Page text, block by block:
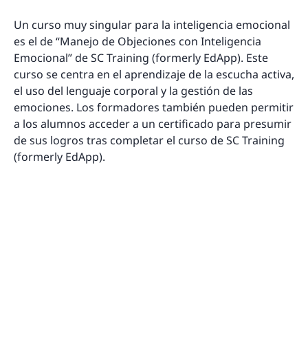
Un curso muy singular para la inteligencia emocional
es el de “Manejo de Objeciones con Inteligencia
Emocional” de SC Training (formerly EdApp). Este
curso se centra en el aprendizaje de la escucha activa,
el uso del lenguaje corporal y la gestión de las
emociones. Los formadores también pueden permitir
a los alumnos acceder a un certificado para presumir
de sus logros tras completar el curso de SC Training
(formerly EdApp).